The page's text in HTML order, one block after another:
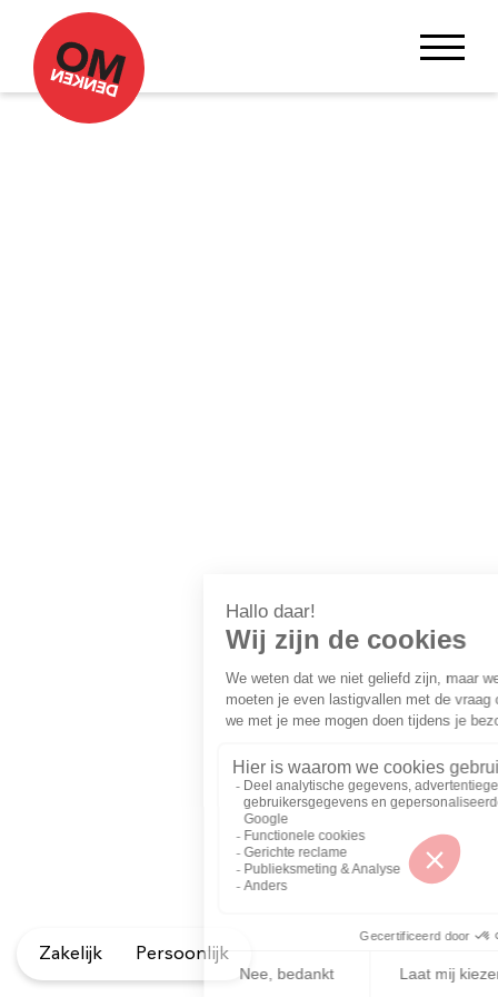
Zakelijk Persoonlijk